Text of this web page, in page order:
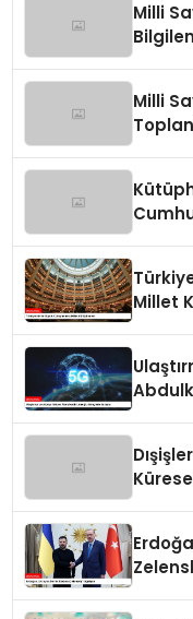
Milli
Milli
Millet